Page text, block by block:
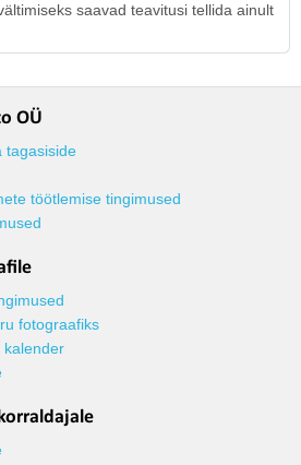
saavad teavitusi tellida ainult
OÜ
tagasiside
töötlemise tingimused
fotograafiks
kalender